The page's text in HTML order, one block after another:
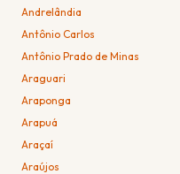
Andrelândia
Antônio Carlos
Antônio Prado de Minas
Araguari
Araponga
Arapuá
Araçaí
Araújos